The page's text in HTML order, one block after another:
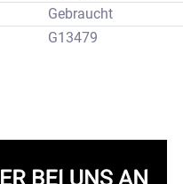
Gebraucht
G13479